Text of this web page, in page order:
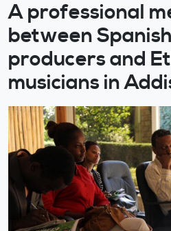
A professional
between
producers and
musicians in